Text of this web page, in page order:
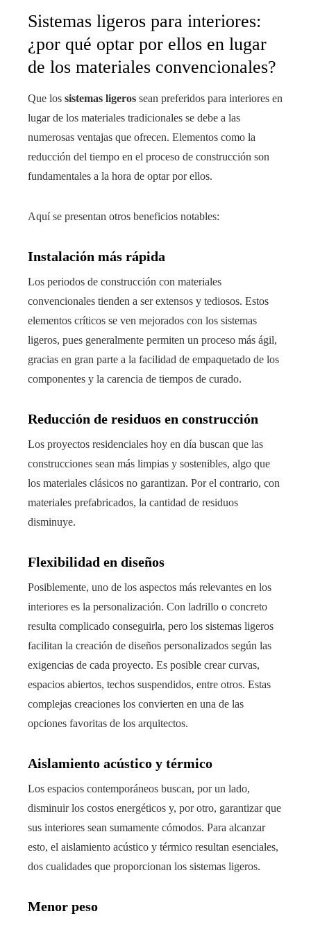
Sistemas ligeros para interiores:
¿por qué optar por ellos en lugar
de los materiales convencionales?
Que los sistemas ligeros sean preferidos para interiores en
lugar de los materiales tradicionales se debe a las
numerosas ventajas que ofrecen. Elementos como la
reducción del tiempo en el proceso de construcción son
fundamentales a la hora de optar por ellos.
Aquí se presentan otros beneficios notables:
Instalación más rápida
Los periodos de construcción con materiales
convencionales tienden a ser extensos y tediosos. Estos
elementos críticos se ven mejorados con los sistemas
ligeros, pues generalmente permiten un proceso más ágil,
gracias en gran parte a la facilidad de empaquetado de los
componentes y la carencia de tiempos de curado.
Reducción de residuos en construcción
Los proyectos residenciales hoy en día buscan que las
construcciones sean más limpias y sostenibles, algo que
los materiales clásicos no garantizan. Por el contrario, con
materiales prefabricados, la cantidad de residuos
disminuye.
Flexibilidad en diseños
Posiblemente, uno de los aspectos más relevantes en los
interiores es la personalización. Con ladrillo o concreto
resulta complicado conseguirla, pero los sistemas ligeros
facilitan la creación de diseños personalizados según las
exigencias de cada proyecto. Es posible crear curvas,
espacios abiertos, techos suspendidos, entre otros. Estas
complejas creaciones los convierten en una de las
opciones favoritas de los arquitectos.
Aislamiento acústico y térmico
Los espacios contemporáneos buscan, por un lado,
disminuir los costos energéticos y, por otro, garantizar que
sus interiores sean sumamente cómodos. Para alcanzar
esto, el aislamiento acústico y térmico resultan esenciales,
dos cualidades que proporcionan los sistemas ligeros.
Menor peso